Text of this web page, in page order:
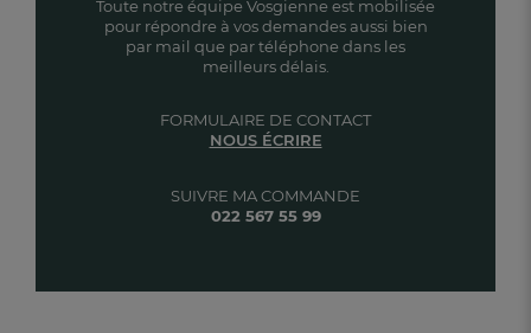
Toute notre équipe Vosgienne est mobilisée
pour répondre à vos demandes aussi bien
par mail que par téléphone dans les
meilleurs délais.
SUIVRE MA COMMANDE
022 567 55 99
FORMULAIRE DE CONTACT
NOUS ÉCRIRE